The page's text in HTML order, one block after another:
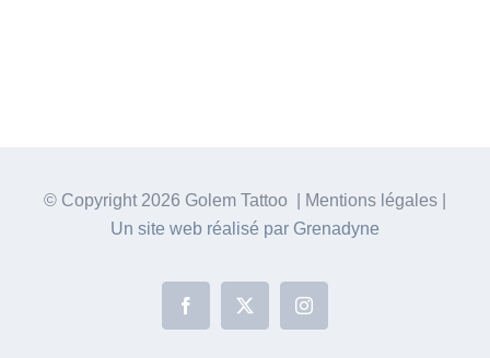
© Copyright 2026 Golem Tattoo | Mentions légales |
Un site web réalisé par Grenadyne
Facebook
X Instagram